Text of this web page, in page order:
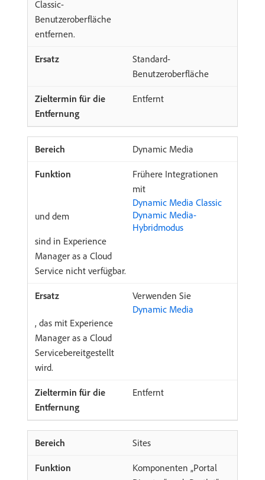
Classic-
Benutzeroberfläche
entfernen.
Standard-
Benutzeroberfläche
Entfernt
Dynamic Media
Frühere Integrationen
mit
Dynamic Media Classic
und dem
Dynamic Media-
Hybridmodus
sind in Experience
Manager as a Cloud
Service nicht verfügbar.
Verwenden Sie
Dynamic Media
, das mit Experience
Manager as a Cloud
Servicebereitgestellt
wird.
Entfernt
Sites
Komponenten „Portal